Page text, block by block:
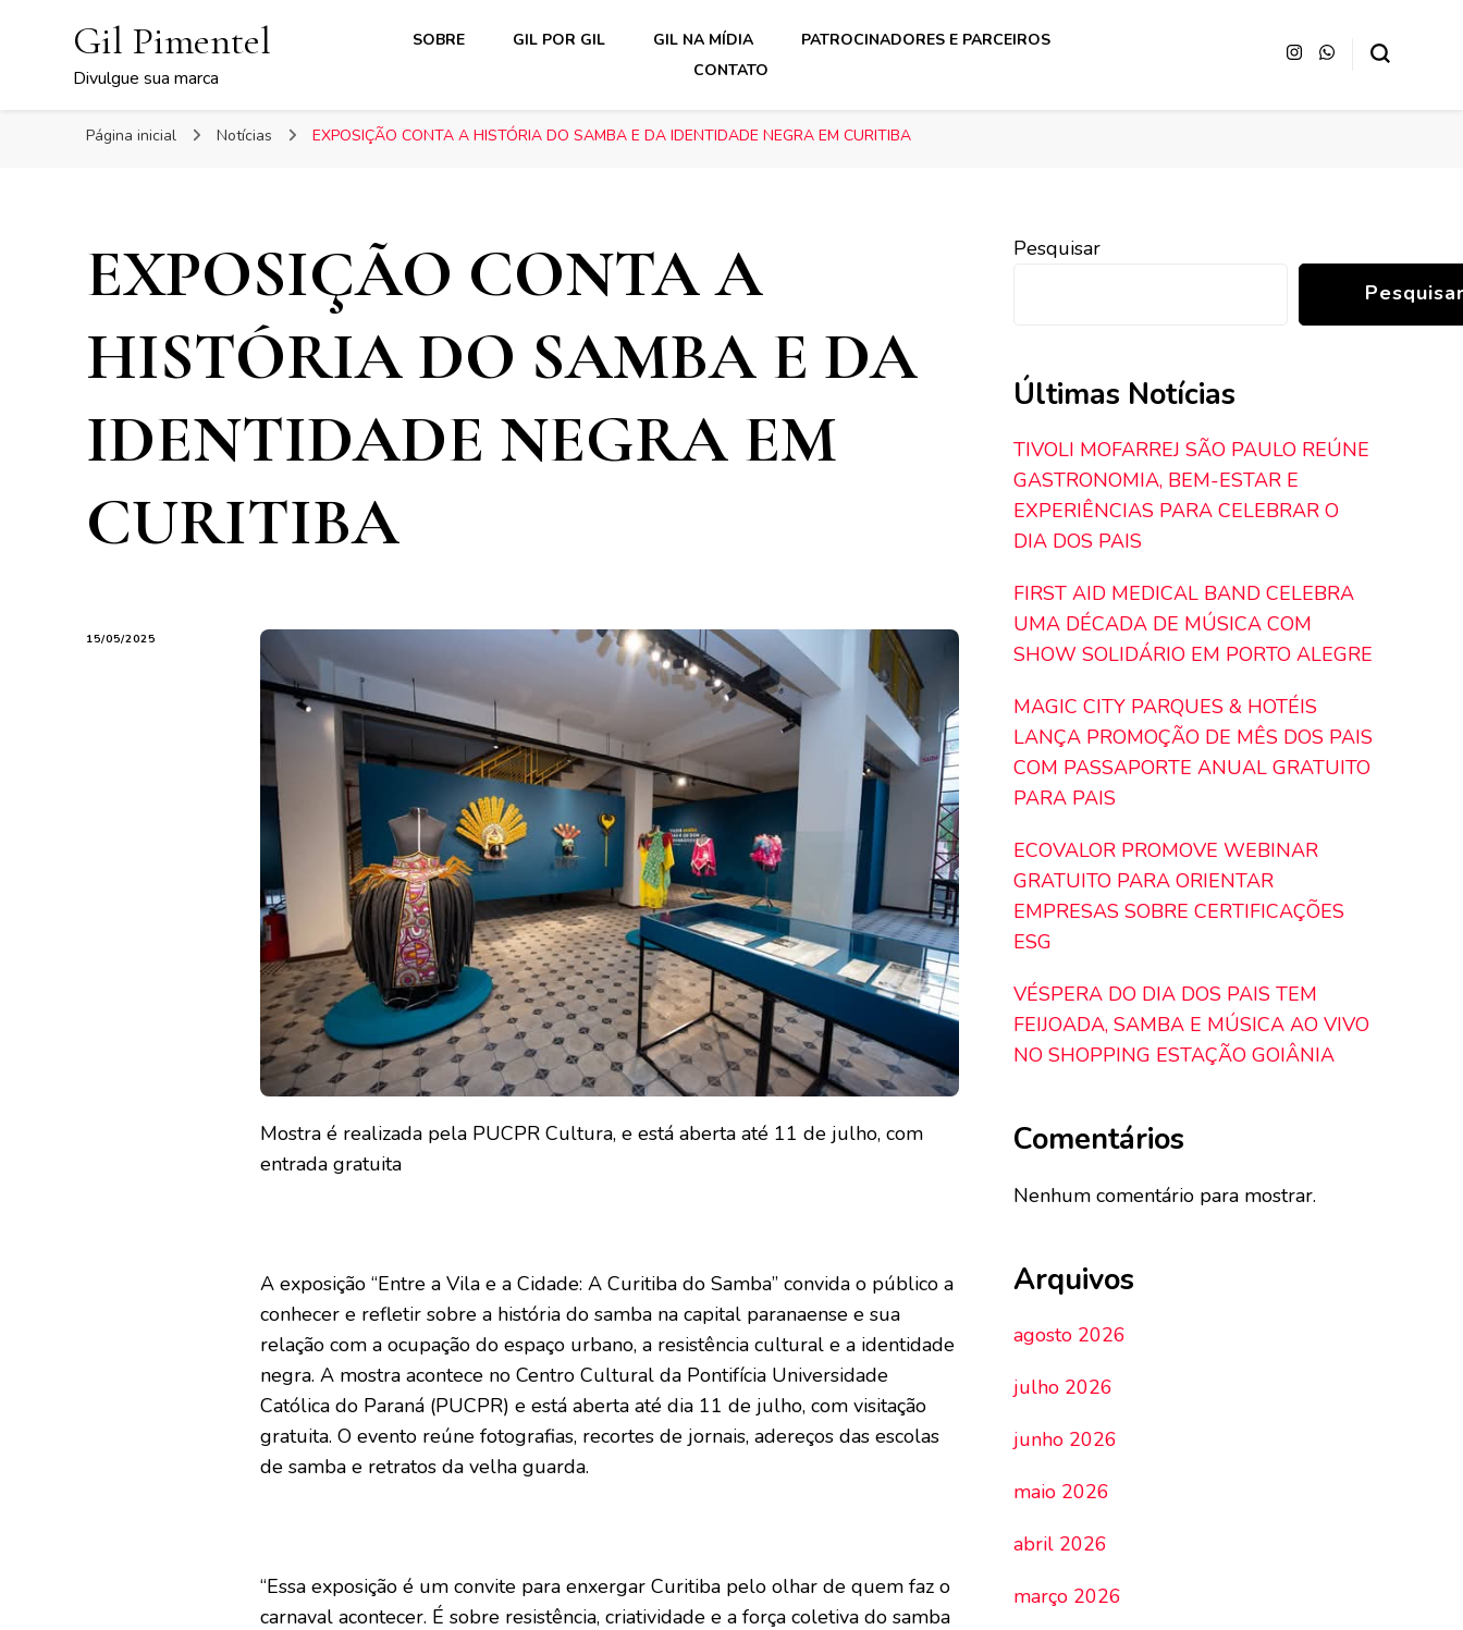
Gil Pimentel
Divulgue sua marca
SOBRE GIL POR GIL GIL NA MÍDIA
PATROCINADORES E PARCEIROS
CONTATO
Página inicial Notícias EXPOSIÇÃO CONTA A HISTÓRIA DO SAMBA E DA IDENTIDADE NEGRA EM CURITIBA
EXPOSIÇÃO CONTA A
HISTÓRIA DO SAMBA E DA
IDENTIDADE NEGRA EM
CURITIBA
15/05/2025
Mostra é realizada pela PUCPR Cultura, e está aberta até 11 de julho, com
entrada gratuita
A exposição “Entre a Vila e a Cidade: A Curitiba do Samba” convida o público a
conhecer e refletir sobre a história do samba na capital paranaense e sua
relação com a ocupação do espaço urbano, a resistência cultural e a identidade
negra. A mostra acontece no Centro Cultural da Pontifícia Universidade
Católica do Paraná (PUCPR) e está aberta até dia 11 de julho, com visitação
gratuita. O evento reúne fotografias, recortes de jornais, adereços das escolas
de samba e retratos da velha guarda.
“Essa exposição é um convite para enxergar Curitiba pelo olhar de quem faz o
carnaval acontecer. É sobre resistência, criatividade e a força coletiva do samba
Pesquisar
Últimas Notícias
TIVOLI MOFARREJ SÃO PAULO REÚNE
GASTRONOMIA, BEM-ESTAR E
EXPERIÊNCIAS PARA CELEBRAR O
DIA DOS PAIS
FIRST AID MEDICAL BAND CELEBRA
UMA DÉCADA DE MÚSICA COM
SHOW SOLIDÁRIO EM PORTO ALEGRE
MAGIC CITY PARQUES & HOTÉIS
LANÇA PROMOÇÃO DE MÊS DOS PAIS
COM PASSAPORTE ANUAL GRATUITO
PARA PAIS
ECOVALOR PROMOVE WEBINAR
GRATUITO PARA ORIENTAR
EMPRESAS SOBRE CERTIFICAÇÕES
ESG
VÉSPERA DO DIA DOS PAIS TEM
FEIJOADA, SAMBA E MÚSICA AO VIVO
NO SHOPPING ESTAÇÃO GOIÂNIA
Comentários
Nenhum comentário para mostrar.
Arquivos
agosto 2026
julho 2026
junho 2026
maio 2026
abril 2026
março 2026